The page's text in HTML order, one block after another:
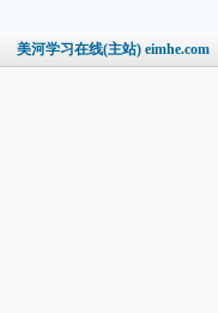
美河学习在线(主站) eimhe.com